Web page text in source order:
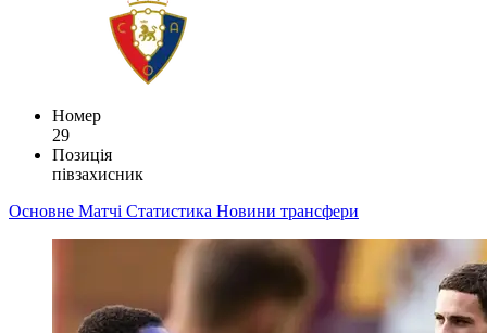
Номер
29
Позиція
півзахисник
Основне Матчі Статистика Новини трансфери